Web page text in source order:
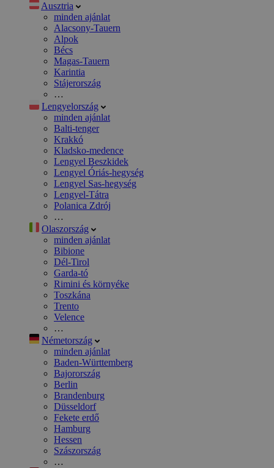
Ausztria
minden ajánlat
Alacsony-Tauern
Alpok
Bécs
Magas-Tauern
Karintia
Stájerország
…
Lengyelország
minden ajánlat
Balti-tenger
Krakkó
Kladsko-medence
Lengyel Beszkidek
Lengyel Óriás-hegység
Lengyel Sas-hegység
Lengyel-Tátra
Polanica Zdrój
…
Olaszország
minden ajánlat
Bibione
Dél-Tirol
Garda-tó
Rimini és környéke
Toszkána
Trento
Velence
…
Németország
minden ajánlat
Baden-Württemberg
Bajorország
Berlin
Brandenburg
Düsseldorf
Fekete erdő
Hamburg
Hessen
Szászország
…